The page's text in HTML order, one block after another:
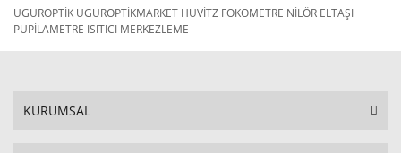
UGUROPTİK UGUROPTİKMARKET HUVİTZ FOKOMETRE NİLÖR ELTAŞI
PUPİLAMETRE ISITICI MERKEZLEME
KURUMSAL